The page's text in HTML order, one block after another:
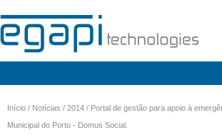
Mercados
Início / Notícias / 2014 / Portal de gestão para apoio à
Municipal do Porto - Domus Social.